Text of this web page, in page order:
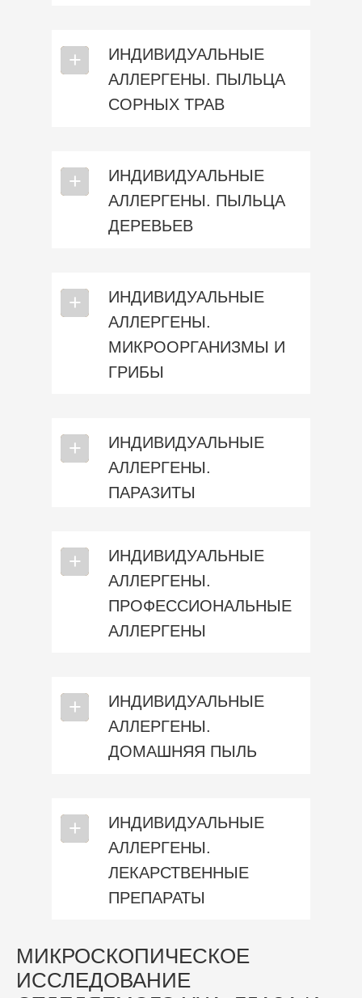
ИНДИВИДУАЛЬНЫЕ
АЛЛЕРГЕНЫ. ПЫЛЬЦА
СОРНЫХ ТРАВ
⎯
+
ИНДИВИДУАЛЬНЫЕ
АЛЛЕРГЕНЫ. ПЫЛЬЦА
ДЕРЕВЬЕВ
⎯
+
ИНДИВИДУАЛЬНЫЕ
АЛЛЕРГЕНЫ.
МИКРООРГАНИЗМЫ И
ГРИБЫ
⎯
+
ИНДИВИДУАЛЬНЫЕ
АЛЛЕРГЕНЫ.
ПАРАЗИТЫ
⎯
+
ИНДИВИДУАЛЬНЫЕ
АЛЛЕРГЕНЫ.
ПРОФЕССИОНАЛЬНЫЕ
АЛЛЕРГЕНЫ
⎯
+
ИНДИВИДУАЛЬНЫЕ
АЛЛЕРГЕНЫ.
ДОМАШНЯЯ ПЫЛЬ
⎯
+
ИНДИВИДУАЛЬНЫЕ
АЛЛЕРГЕНЫ.
ЛЕКАРСТВЕННЫЕ
ПРЕПАРАТЫ
⎯
+
МИКРОСКОПИЧЕСКОЕ
ИССЛЕДОВАНИЕ